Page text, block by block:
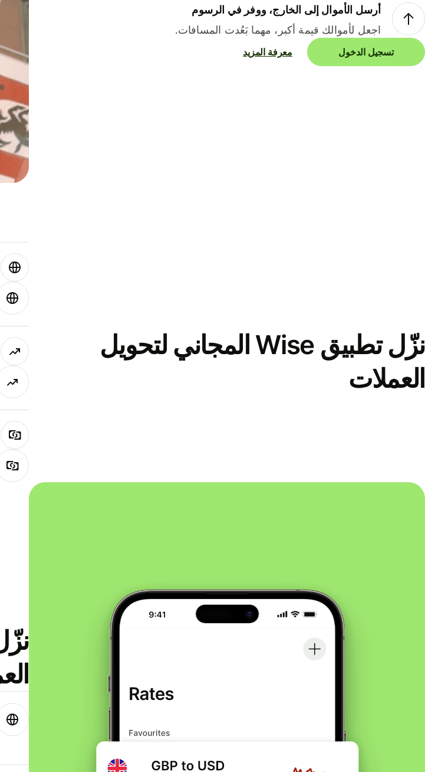
أرسل الأموال إلى الخارج، ووفر في الرسوم
اجعل لأموالك قيمة أكبر، مهما بَعُدت المسافات.
تسجيل الدخول معرفة المزيد
نزّل تطبيق Wise المجاني لتحويل
العملات